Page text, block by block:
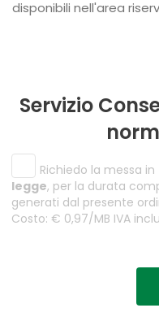
Servizio
Richiedo la messa in
legge, per la durata
generati dal presente
Costo: € 0,97/MB IVA